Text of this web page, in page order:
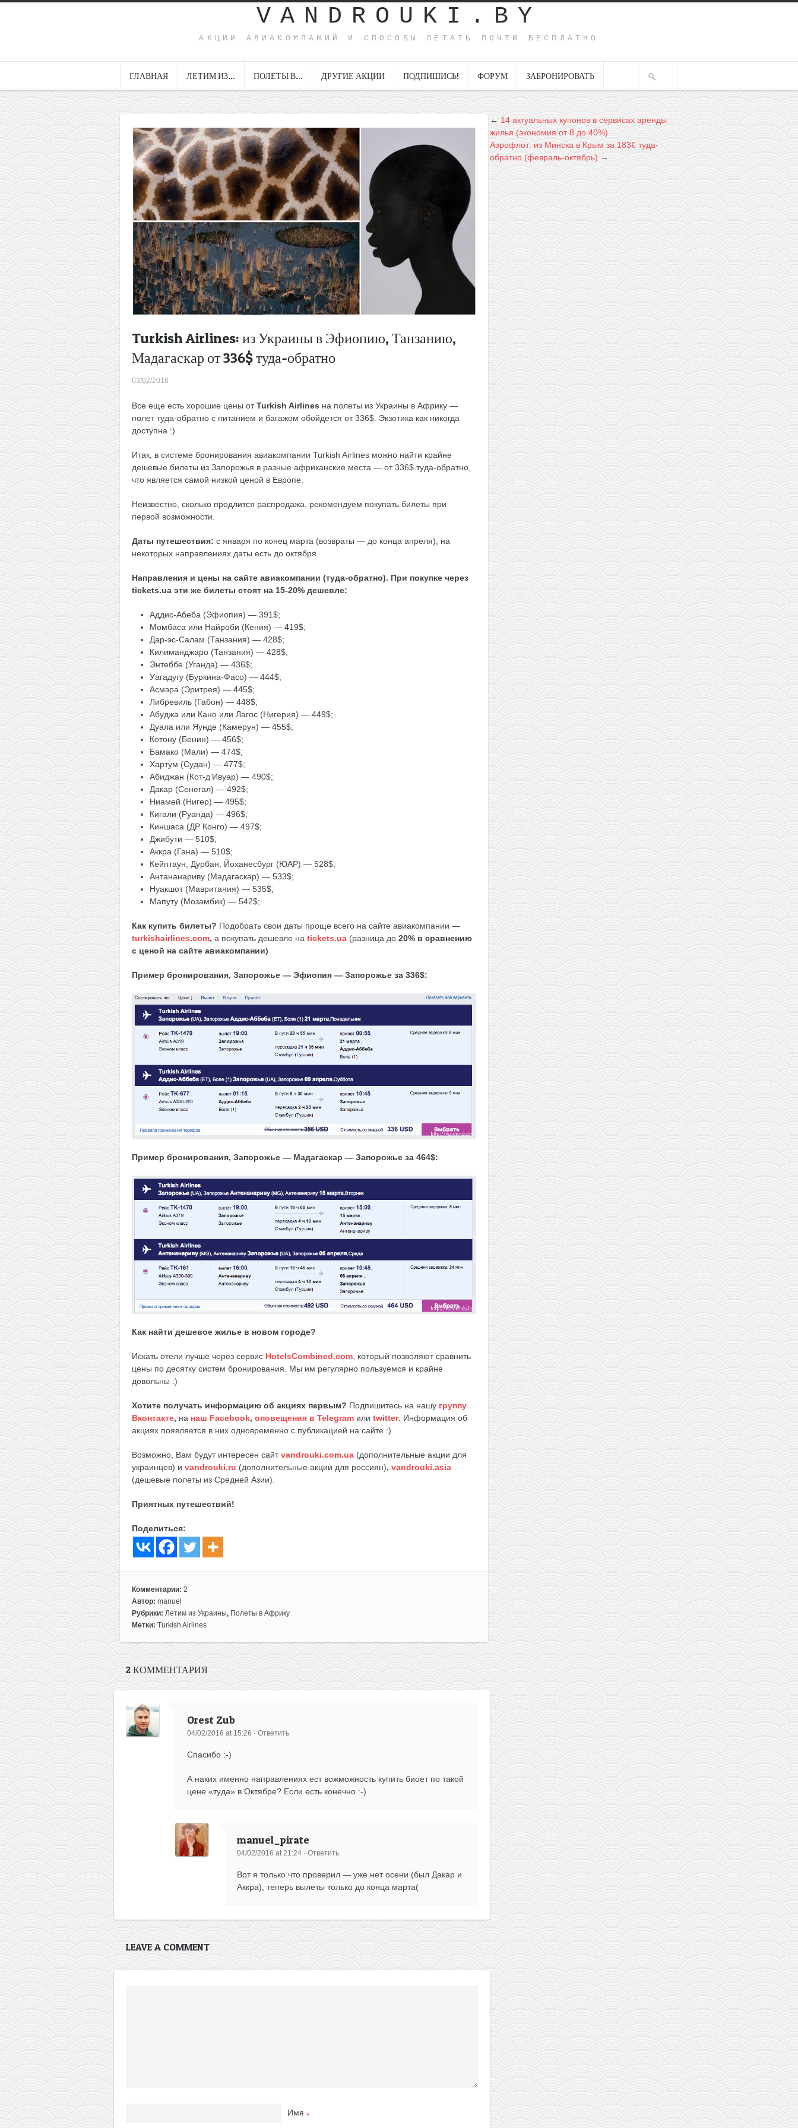
VANDROUKI.BY
АКЦИИ АВИАКОМПАНИЙ И СПОСОБЫ ЛЕТАТЬ ПОЧТИ БЕСПЛАТНО
ГЛАВНАЯ ЛЕТИМ ИЗ… ПОЛЕТЫ В… ДРУГИЕ АКЦИИ ПОДПИШИСЬ! ФОРУМ ЗАБРОНИРОВАТЬ
Turkish Airlines: из Украины в Эфиопию, Танзанию,
Мадагаскар от 336$ туда-обратно
03/02/2016
Все еще есть хорошие цены отTurkish Airlines на полеты из Украины в Африку —
полет туда-обратно с питанием и багажом обойдется от 336$. Экзотика как никогда
доступна :)
Итак, в системе бронирования авиакомпании Turkish Airlines можно найти крайне
дешевые билеты из Запорожья в разные африканские места — от 336$ туда-обратно,
что является самой низкой ценой в Европе.
Неизвестно, сколько продлится распродажа, рекомендуем покупать билеты при
первой возможности.
Даты путешествия: с января по конец марта (возвраты — до конца апреля), на
некоторых направлениях даты есть до октября.
Направления и цены на сайте авиакомпании (туда-обратно). При покупке через
tickets.ua эти же билеты стоят на 15-20% дешевле:
Аддис-Абеба (Эфиопия) — 391$;
Момбаса или Найроби (Кения) — 419$;
Дар-эс-Салам (Танзания) — 428$;
Килиманджаро (Танзания) — 428$;
Энтеббе (Уганда) — 436$;
Уагадугу (Буркина-Фасо) — 444$;
Асмэра (Эритрея) — 445$;
Либревиль (Габон) — 448$;
Абуджа или Кано или Лагос (Нигерия) — 449$;
Дуала или Яунде (Камерун) — 455$;
Котону (Бенин) — 456$;
Бамако (Мали) — 474$;
Хартум (Судан) — 477$;
Абиджан (Кот-д’Ивуар) — 490$;
Дакар (Сенегал) — 492$;
Ниамей (Нигер) — 495$;
Кигали (Руанда) — 496$;
Киншаса (ДР Конго) — 497$;
Джибути — 510$;
Аккра (Гана) — 510$;
Кейптаун, Дурбан, Йоханесбург (ЮАР) — 528$;
Антананариву (Мадагаскар) — 533$;
Нуакшот (Мавритания) — 535$;
Мапуту (Мозамбик) — 542$;
Как купить билеты? Подобрать свои даты проще всего на сайте авиакомпании —
turkishairlines.com, а покупать дешевле на tickets.ua (разница до 20% в сравнению
с ценой на сайте авиакомпании)
Пример бронирования, Запорожье — Эфиопия — Запорожье за 336$:
Пример бронирования, Запорожье — Мадагаскар — Запорожье за 464$:
Как найти дешевое жилье в новом городе?
Искать отели лучше через сервис HotelsCombined.com, который позволяют сравнить
цены по десятку систем бронирования. Мы им регулярно пользуемся и крайне
довольны :)
Хотите получать информацию об акциях первым? Подпишитесь на нашу группу
Вконтакте, на наш Facebook, оповещения в Telegram или twitter. Информация об
акциях появляется в них одновременно с публикацией на сайте :)
Возможно, Вам будут интересен сайтvandrouki.com.ua (дополнительные акции для
украинцев) и vandrouki.ru (дополнительные акции для россиян), vandrouki.asia
(дешевые полеты из Средней Азии).
Приятных путешествий!
Поделиться:
Комментарии: 2
Автор: manuel
Рубрики: Летим из Украины, Полеты в Африку
Метки: Turkish Airlines
2 КОММЕНТАРИЯ
Orest Zub
04/02/2016 at 15:26 ·Ответить
Спасибо :-)
А наких именно направлениях ест вожможность купить биоет по такой
цене «туда» в Октябре? Если есть конечно :-)
manuel_pirate
04/02/2016 at 21:24 ·Ответить
Вот я только что проверил — уже нет осени (был Дакар и
Аккра), теперь вылеты только до конца марта(
LEAVE A COMMENT
Имя *
←14 актуальных купонов в сервисах аренды
жилья (экономия от 8 до 40%)
Аэрофлот: из Минска в Крым за 183€ туда-
обратно (февраль-октябрь) →